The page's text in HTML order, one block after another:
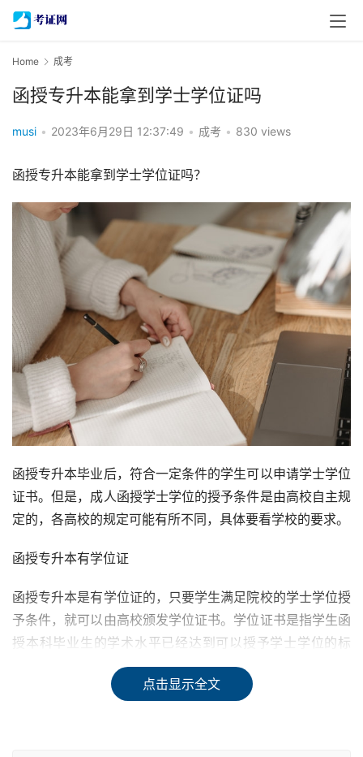
Home 成考
函授专升本能拿到学士学位证吗
musi • 2023年6月29日 12:37:49 • 成考 • 830 views
函授专升本能拿到学士学位证吗？
函授专升本毕业后，符合一定条件的学生可以申请学士学位
证书。但是，成人函授学士学位的授予条件是由高校自主规
定的，各高校的规定可能有所不同，具体要看学校的要求。
函授专升本有学位证
函授专升本是有学位证的，只要学生满足院校的学士学位授
予条件，就可以由高校颁发学位证书。学位证书是指学生函
授本科毕业生的学术水平已经达到可以授予学士学位的标
准，目前只能由国家学位办管理。
学士学位证是用来证明你的知识水平已经达到学士的水平的
点击显示全文